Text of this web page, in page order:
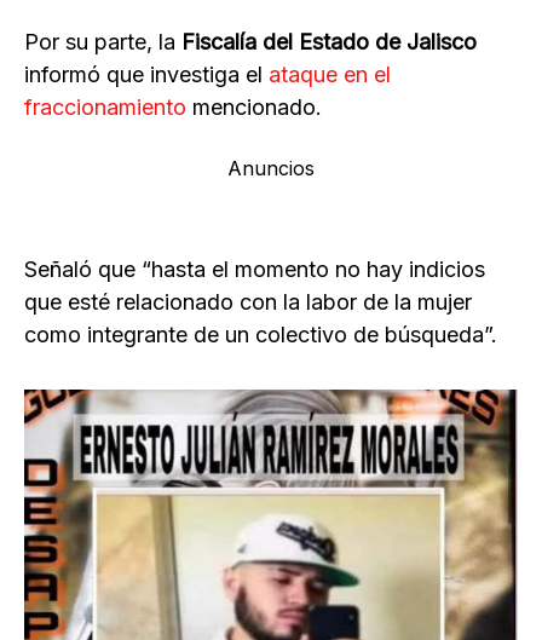
Por su parte, la Fiscalía del Estado de Jalisco
informó que investiga el ataque en el
fraccionamiento mencionado.
Anuncios
Señaló que “hasta el momento no hay indicios
que esté relacionado con la labor de la mujer
como integrante de un colectivo de búsqueda”.